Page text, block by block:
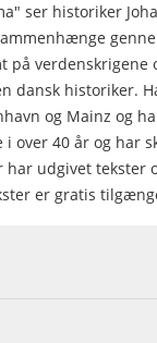
ser historiker
på verdenskrigene
dansk historiker.
og Mainz og
over 40 år og har
har udgivet tekster
er gratis